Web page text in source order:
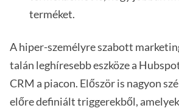
terméket.
A hiper-személyre szabott
talán leghíresebb eszköze a
CRM a piacon. Először is nagyon
előre definiált triggerekből,